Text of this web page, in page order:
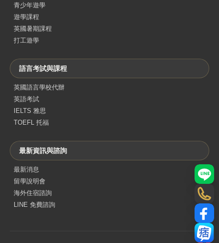
青少年遊學
遊學課程
英國暑期課程
打工遊學
語言考試與課程
英國語言學校代辦
英語考試
IELTS 雅思
TOEFL 托福
最新資訊與諮詢
最新消息
留學說明會
海外住宿諮詢
LINE 免費諮詢
LINE
電話
部落